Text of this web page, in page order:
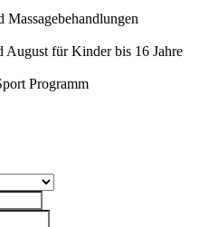
Massagebehandlungen
August für Kinder bis 16 Jahre
Programm